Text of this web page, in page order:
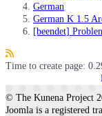
German
German K 1.5
[beendet]
Time to create page:
© The Kunena Project
Joomla is a registered